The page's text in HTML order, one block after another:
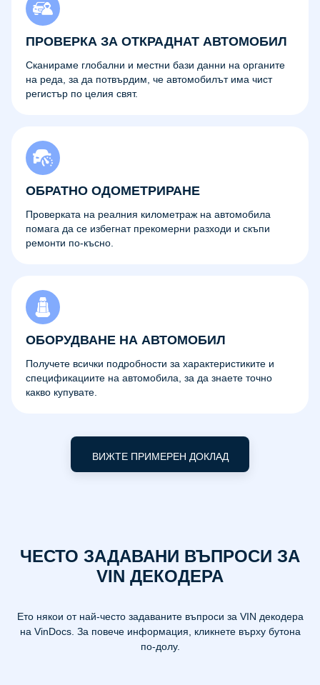
ПРОВЕРКА ЗА ОТКРАДНАТ АВТОМОБИЛ
Сканираме глобални и местни бази данни на органите
на реда, за да потвърдим, че автомобилът има чист
регистър по целия свят.
ОБРАТНО ОДОМЕТРИРАНЕ
Проверката на реалния километраж на автомобила
помага да се избегнат прекомерни разходи и скъпи
ремонти по-късно.
ОБОРУДВАНЕ НА АВТОМОБИЛ
Получете всички подробности за характеристиките и
спецификациите на автомобила, за да знаете точно
какво купувате.
ВИЖТЕ ПРИМЕРЕН ДОКЛАД
ЧЕСТО ЗАДАВАНИ ВЪПРОСИ ЗА
VIN ДЕКОДЕРА
Ето някои от най-често задаваните въпроси за VIN декодера
на VinDocs. За повече информация, кликнете върху бутона
по-долу.